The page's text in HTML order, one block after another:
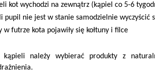
kot wychodzi na zewnątrz (kąpiel co 5-6
pupil nie jest w stanie samodzielnie wyczyścić
w futrze kota pojawiły się kołtuny i filce
kąpieli należy wybierać produkty z